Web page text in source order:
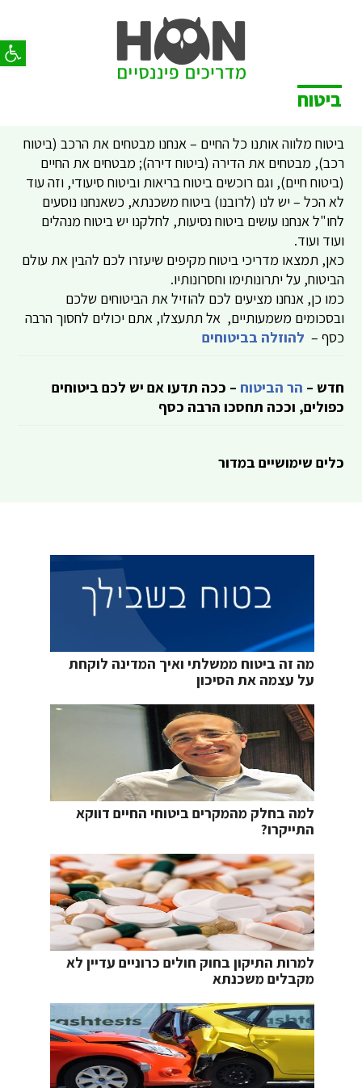
פתח
ביטוח
ביטוח מלווה אותנו כל החיים – אנחנו מבטחים את הרכב (ביטוח
רכב), מבטחים את הדירה (ביטוח דירה); מבטחים את החיים
(ביטוח חיים), וגם רוכשים ביטוח בריאות וביטוח סיעודי, וזה עוד
לא הכל – יש לנו (לרובנו) ביטוח משכנתא, כשאנחנו נוסעים
לחו"ל אנחנו עושים ביטוח נסיעות, לחלקנו יש ביטוח מנהלים
ועוד ועוד.
כאן, תמצאו מדריכי ביטוח מקיפים שיעזרו לכם להבין את עולם
הביטוח, על יתרונותימו וחסרונותיו.
כמו כן, אנחנו מציעים לכם להוזיל את הביטוחים שלכם
ובסכומים משמעותיים, אל תתעצלו, אתם יכולים לחסוך הרבה
כסף – להוזלה בביטוחים
חדש – הר הביטוח – ככה תדעו אם יש לכם ביטוחים
כפולים, וככה תחסכו הרבה כסף
כלים שימושיים במדור
מה זה ביטוח ממשלתי ואיך המדינה לוקחת
על עצמה את הסיכון
למה בחלק מהמקרים ביטוחי החיים דווקא
התייקרו?
למרות התיקון בחוק חולים כרוניים עדיין לא
מקבלים משכנתא